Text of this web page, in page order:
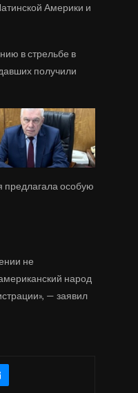
Америки и
в стрельбе в
получили
предлагала особую
не
народ
— заявил